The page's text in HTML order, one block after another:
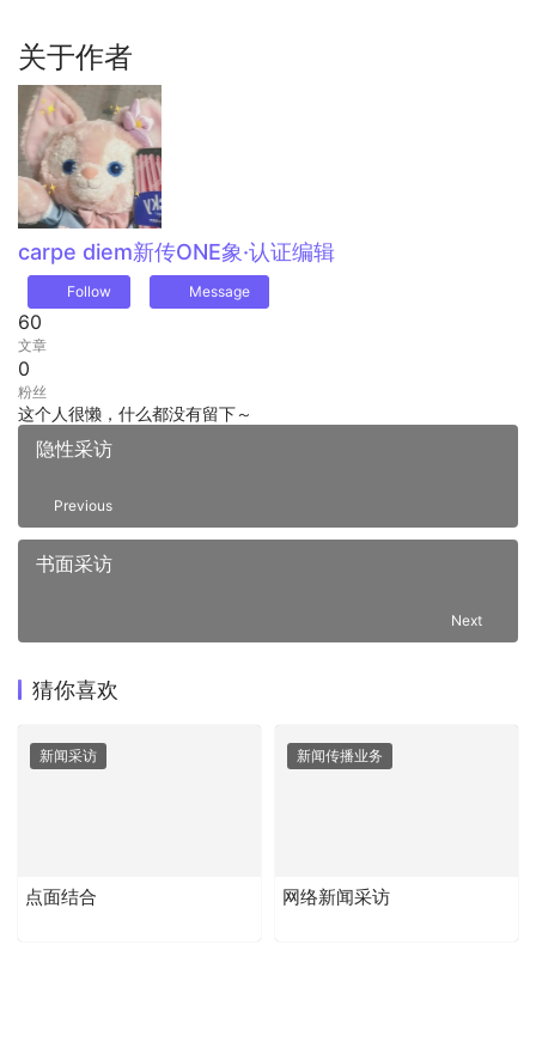
关于作者
carpe diem新传ONE象·认证编辑
Follow Message
60
文章
0
粉丝
这个人很懒，什么都没有留下～
隐性采访
Previous
书面采访
Next
猜你喜欢
新闻采访
点面结合
新闻传播业务
网络新闻采访